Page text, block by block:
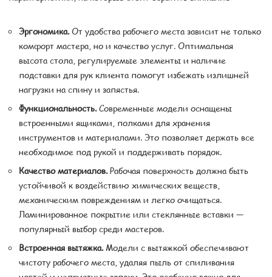
Эргономика.От удобства рабочего места зависит не только
комфорт мастера, но и качество услуг. Оптимальная
высота стола, регулируемые элементы и наличие
подставки для рук клиента помогут избежать излишней
нагрузки на спину и запястья.
Функциональность.Современные модели оснащены
встроенными ящиками, полками для хранения
инструментов и материалами. Это позволяет держать все
необходимое под рукой и поддерживать порядок.
Качество материалов.Рабочая поверхность должна быть
устойчивой к воздействию химических веществ,
механическим повреждениям и легко очищаться.
Ламинированное покрытие или стеклянные вставки —
популярный выбор среди мастеров.
Встроенная вытяжка.Модели с вытяжкой обеспечивают
чистоту рабочего места, удаляя пыль от спиливания